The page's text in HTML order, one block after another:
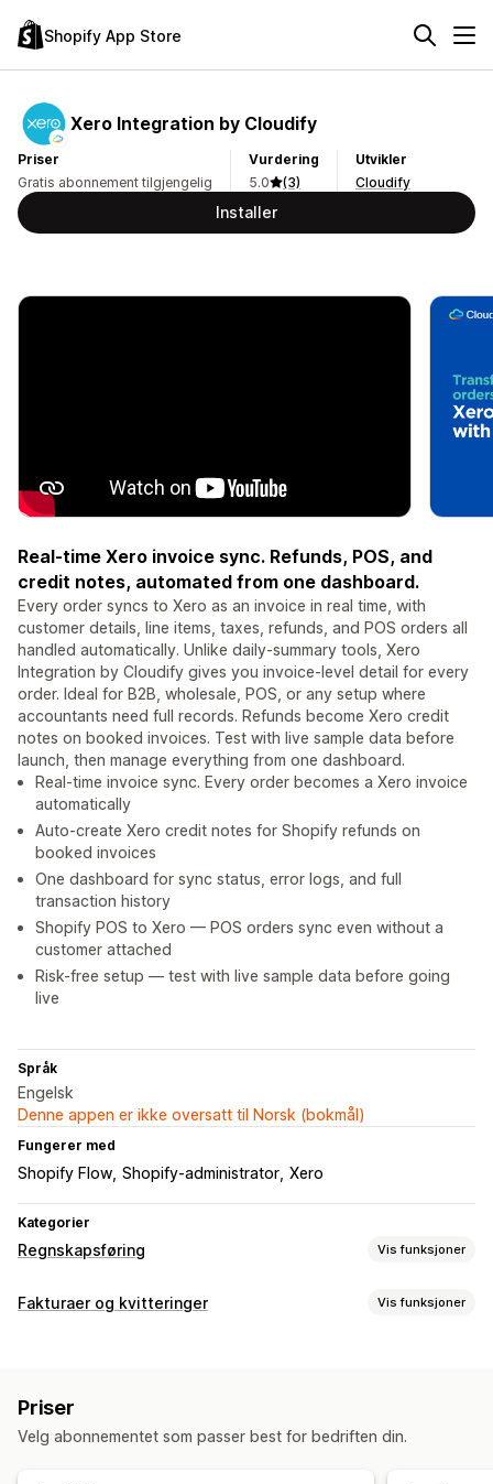
Shopify App Store
Xero Integration by Cloudify
Priser
Gratis abonnement tilgjengelig
Vurdering
5.0
(3)
Utvikler
Cloudify
Installer
Real-time Xero invoice sync. Refunds, POS, and
credit notes, automated from one dashboard.
Every order syncs to Xero as an invoice in real time, with
customer details, line items, taxes, refunds, and POS orders all
handled automatically. Unlike daily-summary tools, Xero
Integration by Cloudify gives you invoice-level detail for every
order. Ideal for B2B, wholesale, POS, or any setup where
accountants need full records. Refunds become Xero credit
notes on booked invoices. Test with live sample data before
launch, then manage everything from one dashboard.
Real-time invoice sync. Every order becomes a Xero invoice
automatically
Auto-create Xero credit notes for Shopify refunds on
booked invoices
One dashboard for sync status, error logs, and full
transaction history
Shopify POS to Xero — POS orders sync even without a
customer attached
Risk-free setup — test with live sample data before going
live
Språk
Engelsk
Denne appen er ikke oversatt til Norsk (bokmål)
Fungerer med
Shopify Flow Shopify-administrator Xero
Kategorier
Regnskapsføring Vis funksjoner
Økonomiske rapporter
Fakturering
Automatisk synkronisering av data
Fakturaer og kvitteringer Vis funksjoner
Refusjoner
Priser
Velg abonnementet som passer best for bedriften din.